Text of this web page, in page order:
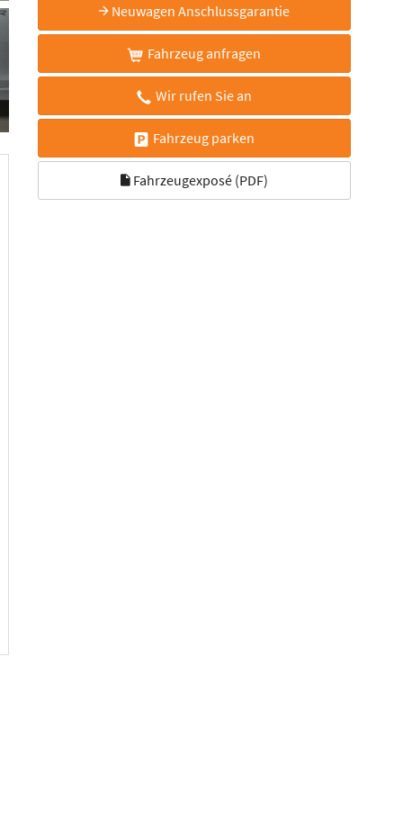
Neuwagen Anschlussgarantie
Fahrzeug anfragen
Wir rufen Sie an
Fahrzeug parken
Fahrzeugexposé (PDF)